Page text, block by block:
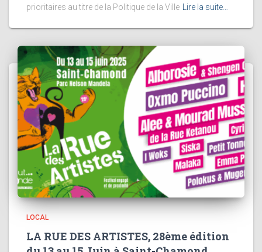
prioritaires au titre de la Politique de la Ville Lire la suite…
LOCAL
LA RUE DES ARTISTES, 28ème édition